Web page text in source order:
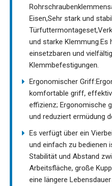
Eisen,Sehr stark und
und starke Klemmung.Es
einsetzbaren und
Klemmbefestigungen.
Ergonomischer
komfortable griff,
effizienz; Ergonomische
und reduziert ermüdung
Es verfügt über ein
und einfach zu bedienen
Stabilität und Abstand
Arbeitsfläche, große
eine längere